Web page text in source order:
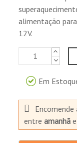
alimentação
12V.
Em
Encomende
entreamanhã